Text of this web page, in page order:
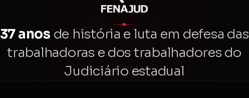
37 anos de história e luta em defesa das
trabalhadoras e dos trabalhadores do
Judiciário estadual